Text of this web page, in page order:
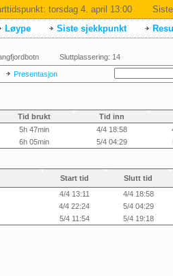
torsdag 4. april 13:00
Løype Siste sjekkpunkt
Sluttplassering: 14
Presentasjon
Tid brukt
Tid inn
5h 47min 4/4 18:58
6h 05min 5/4 04:29
Start tid
Slutt tid
4/4 13:11
4/4 18:58
4/4 22:24
5/4 04:29
5/4 11:54 5/4 19:18